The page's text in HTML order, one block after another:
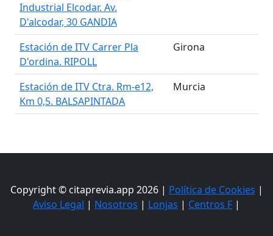
Industrial Elcodar. Av.
D'alcodar, 30 GANDIA
Estación de ITV Carrer Pla
D'ordina. RIPOLL
Girona
Estación de ITV Ctra. Rm-e12,
Km 0,5. BALSAPINTADA
Murcia
Copyright © citaprevia.app 2026 | Política de Cookies |
Aviso Legal | Nosotros | Lonjas | Centros F |